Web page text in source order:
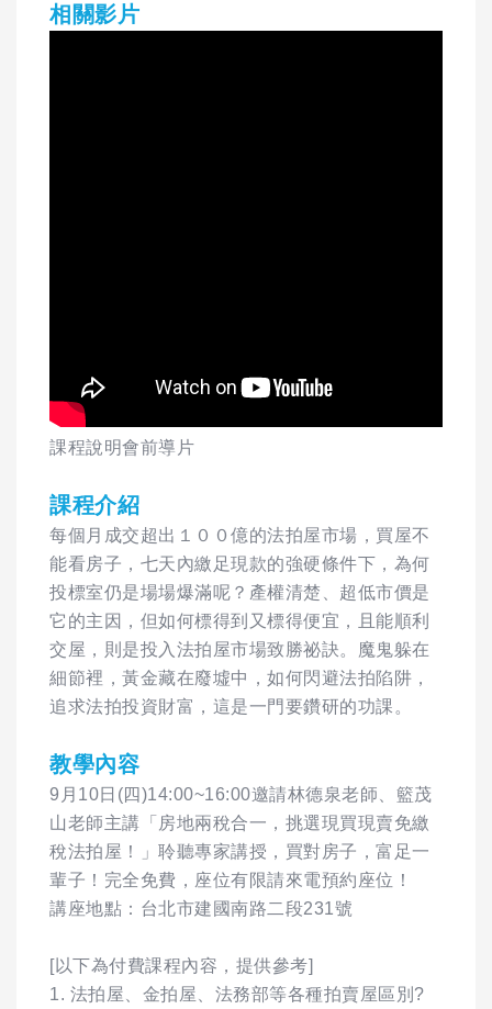
相關影片
課程說明會前導片
課程介紹
每個月成交超出１００億的法拍屋市場，買屋不
能看房子，七天內繳足現款的強硬條件下，為何
投標室仍是場場爆滿呢？產權清楚、超低市價是
它的主因，但如何標得到又標得便宜，且能順利
交屋，則是投入法拍屋市場致勝祕訣。魔鬼躲在
細節裡，黃金藏在廢墟中，如何閃避法拍陷阱，
追求法拍投資財富，這是一門要鑽研的功課。
教學內容
9月10日(四)14:00~16:00邀請林德泉老師、籃茂
山老師主講「房地兩稅合一，挑選現買現賣免繳
稅法拍屋！」聆聽專家講授，買對房子，富足一
輩子！完全免費，座位有限請來電預約座位！
講座地點：台北市建國南路二段231號
[以下為付費課程內容，提供參考]
1. 法拍屋、金拍屋、法務部等各種拍賣屋區別?